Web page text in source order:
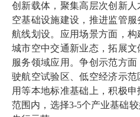
创新载体，聚集高层次创新
空基础设施建设，推进监管
航线划设。应用场景方面，
城市空中交通新业态，拓展
服务领域应用。争创示范方
驶航空试验区、低空经济示
用等本地标准基础上，积极
范围内，选择3-5个产业基础